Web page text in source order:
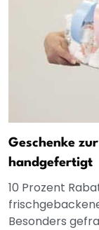
Geschenke
handgefertigt
10 Prozent
Besonders